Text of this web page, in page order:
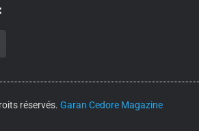
réservés. Garan Cedore Magazine